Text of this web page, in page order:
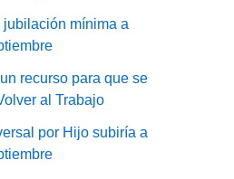
mínima a
recurso para que se
al Trabajo
por Hijo subiría a